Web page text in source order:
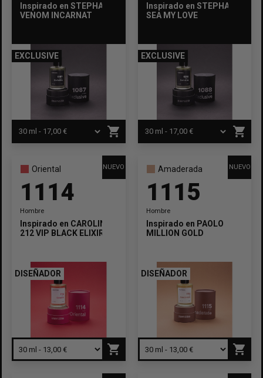
Inspirado en STEPHANE HUMBERT LUCAS 777
VENOM INCARNAT
EXCLUSIVE
shopping_cart
Inspirado en STEPHANE
SEA MY LOVE
EXCLUSIVE
shopping_cart
Oriental
1114
Hombre
Inspirado en CAROLINA HERRERA
212 VIP BLACK ELIXIR
NUEVO
DISEÑADOR
shopping_cart
Amaderada
1115
Hombre
Inspirado en PAOLO
MILLION GOLD
NUEVO
DISEÑADOR
shopping_cart